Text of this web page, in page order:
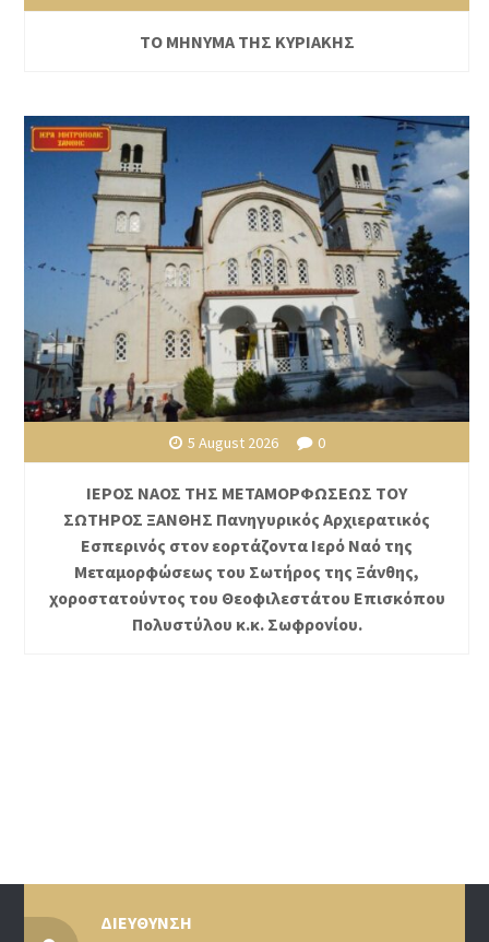
ΤΟ ΜΗΝΥΜΑ ΤΗΣ ΚΥΡΙΑΚΗΣ
5 August 2026 0
ΙΕΡΟΣ ΝΑΟΣ ΤΗΣ ΜΕΤΑΜΟΡΦΩΣΕΩΣ ΤΟΥ
ΣΩΤΗΡΟΣ ΞΑΝΘΗΣ Πανηγυρικός Αρχιερατικός
Εσπερινός στον εορτάζοντα Ιερό Ναό της
Μεταμορφώσεως του Σωτήρος της Ξάνθης,
χοροστατούντος του Θεοφιλεστάτου Επισκόπου
Πολυστύλου κ.κ. Σωφρονίου.
ΔΙΕΥΘΥΝΣΗ